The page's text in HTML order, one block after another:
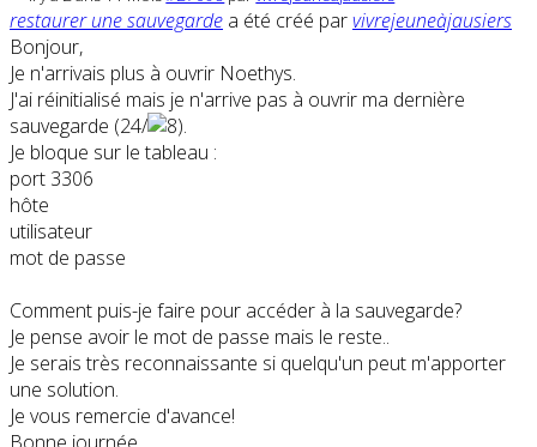
restaurer une sauvegarde a été créé parvivrejeuneàjausiers
Bonjour,
Je n'arrivais plus à ouvrir Noethys.
J'ai réinitialisé mais je n'arrive pas à ouvrir ma dernière
sauvegarde (24/
.
Je bloque sur le tableau :
port 3306
hôte
utilisateur
mot de passe
Comment puis-je faire pour accéder à la sauvegarde?
Je pense avoir le mot de passe mais le reste..
Je serais très reconnaissante si quelqu'un peut m'apporter
une solution.
Je vous remercie d'avance!